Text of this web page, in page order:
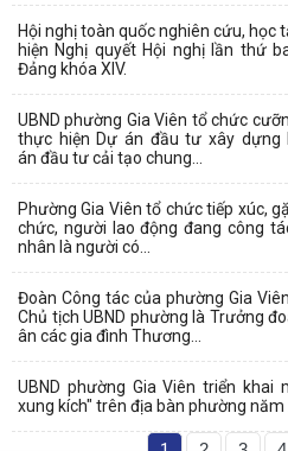
Hội nghị toàn quốc nghiên cứu, học
hiện Nghị quyết Hội nghị lần thứ
Đảng khóa XIV.
UBND phường Gia Viên tổ chức
thực hiện Dự án đầu tư xây
án đầu tư cải tạo chung...
Phường Gia Viên tổ chức tiếp xúc,
chức, người lao động đang công
nhân là người có...
Đoàn Công tác của phường Gia
Chủ tịch UBND phường là Trưởng
ân các gia đình Thương...
UBND phường Gia Viên triển khai
xung kích" trên địa bàn phường năm